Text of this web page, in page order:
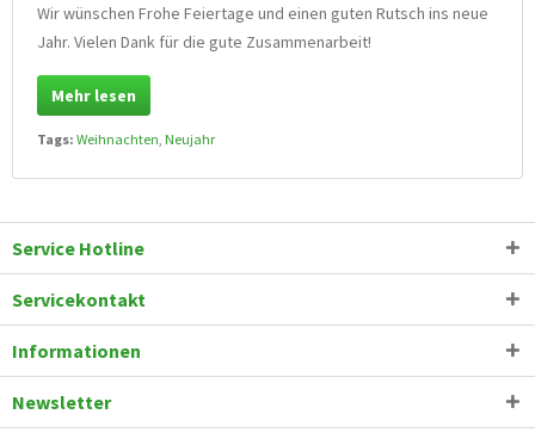
Wir wünschen Frohe Feiertage und einen guten Rutsch ins neue
Jahr. Vielen Dank für die gute Zusammenarbeit!
Mehr lesen
Tags: Weihnachten Neujahr
Service Hotline
Servicekontakt
Informationen
Newsletter